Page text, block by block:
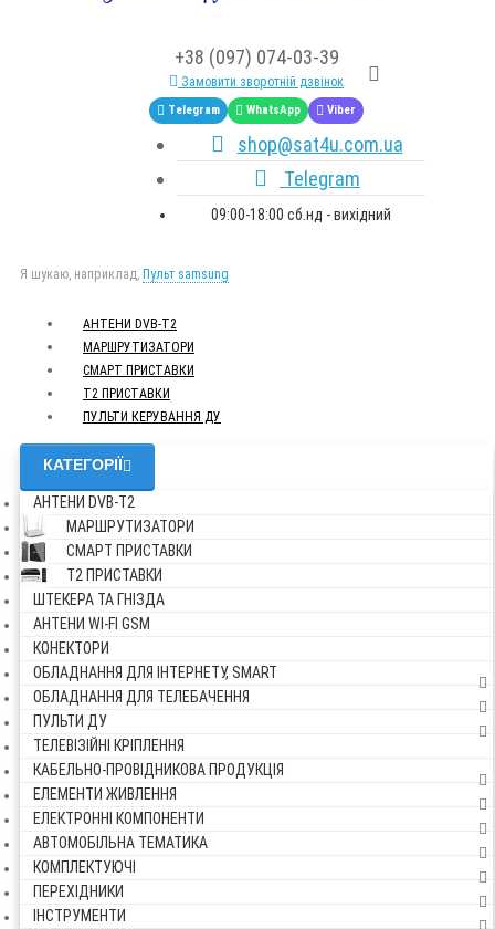
+38 (097) 074-03-39
Замовити зворотній дзвінок
Telegram WhatsApp Viber
shop@sat4u.com.ua
Telegram
09:00-18:00 сб.нд - вихідний
Я шукаю, наприклад, Пульт samsung
АНТЕНИ DVB-Т2
МАРШРУТИЗАТОРИ
СМАРТ ПРИСТАВКИ
Т2 ПРИСТАВКИ
ПУЛЬТИ КЕРУВАННЯ ДУ
КАТЕГОРІЇ
АНТЕНИ DVB-Т2
МАРШРУТИЗАТОРИ
СМАРТ ПРИСТАВКИ
Т2 ПРИСТАВКИ
ШТЕКЕРА ТА ГНІЗДА
АНТЕНИ WI-FI GSM
КОНЕКТОРИ
ОБЛАДНАННЯ ДЛЯ ІНТЕРНЕТУ, SMART
ОБЛАДНАННЯ ДЛЯ ТЕЛЕБАЧЕННЯ
ПУЛЬТИ ДУ
ТЕЛЕВІЗІЙНІ КРІПЛЕННЯ
КАБЕЛЬНО-ПРОВІДНИКОВА ПРОДУКЦІЯ
ЕЛЕМЕНТИ ЖИВЛЕННЯ
ЕЛЕКТРОННІ КОМПОНЕНТИ
АВТОМОБІЛЬНА ТЕМАТИКА
КОМПЛЕКТУЮЧІ
ПЕРЕХІДНИКИ
ІНСТРУМЕНТИ